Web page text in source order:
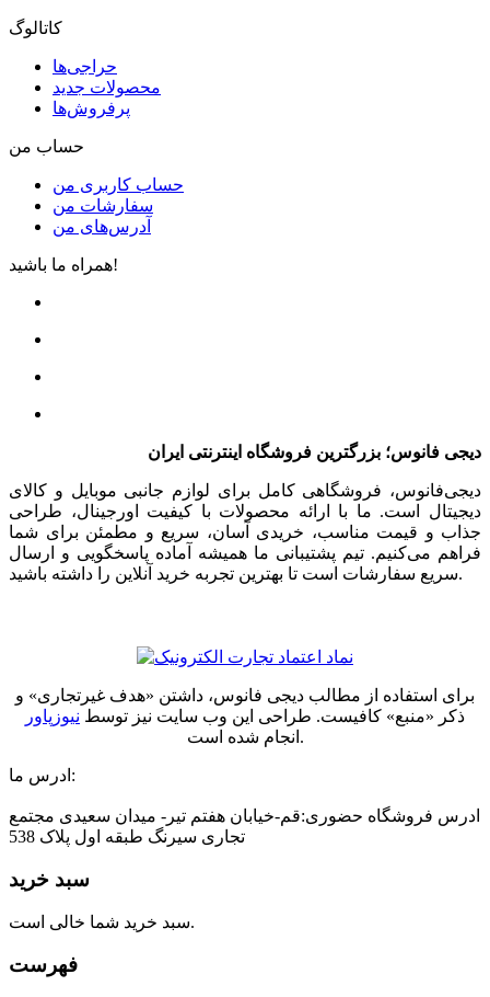
کاتالوگ
حراجی‌ها
محصولات جدید
پرفروش‌ها
حساب من
حساب کاربری من
سفارشات من
آدرس‌های من
همراه ما باشید!
دیجی فانوس؛ بزرگترین فروشگاه اینترنتی ایران
دیجی‌فانوس، فروشگاهی کامل برای لوازم جانبی موبایل و کالای
دیجیتال است. ما با ارائه محصولات با کیفیت اورجینال، طراحی
جذاب و قیمت مناسب، خریدی آسان، سریع و مطمئن برای شما
فراهم می‌کنیم. تیم پشتیبانی ما همیشه آماده پاسخگویی و ارسال
سریع سفارشات است تا بهترین تجربه خرید آنلاین را داشته باشید.
برای استفاده از مطالب دیجی فانوس، داشتن «هدف غیرتجاری» و
ذکر «منبع» کافیست. طراحی این وب سایت نیز توسط نیوزپاور
انجام شده است.
ادرس ما:
ادرس فروشگاه حضوری:قم-خیابان هفتم تیر- میدان سعیدی مجتمع
تجاری سیرنگ طبقه اول پلاک 538
سبد خرید
سبد خرید شما خالی است.
فهرست